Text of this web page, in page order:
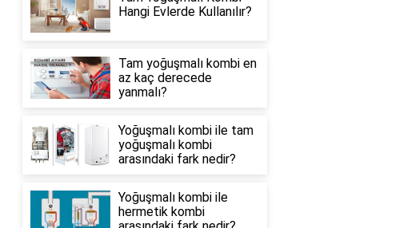
Hangi Evlerde Kullanılır?
Tam yoğuşmalı kombi en
az kaç derecede
yanmalı?
Yoğuşmalı kombi ile tam
yoğuşmalı kombi
arasındaki fark nedir?
Yoğuşmalı kombi ile
hermetik kombi